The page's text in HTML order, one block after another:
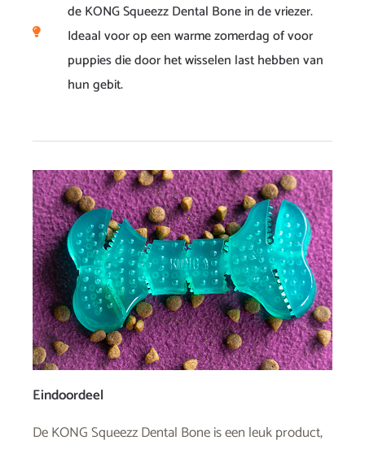
de KONG Squeezz Dental Bone in de vriezer.
Ideaal voor op een warme zomerdag of voor
puppies die door het wisselen last hebben van
hun gebit.
Eindoordeel
De KONG Squeezz Dental Bone is een leuk product,